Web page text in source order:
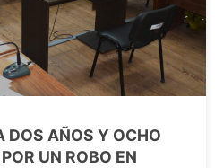
DOS AÑOS Y OCHO
UN ROBO EN